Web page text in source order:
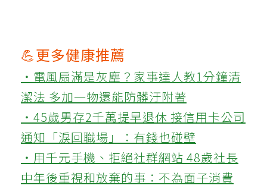
💪更多健康推薦
‧電風扇滿是灰塵？家事達人教1分鐘清
潔法 多加一物還能防髒汙附著
‧45歲男存2千萬提早退休 接信用卡公司
通知「淚回職場」：有錢也碰壁
‧用千元手機、拒絕社群網站 48歲社長
中年後重視和放棄的事：不為面子消費